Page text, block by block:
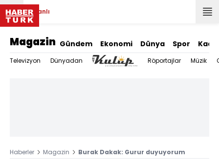
Canlı
Magazin Gündem Ekonomi Dünya Spor
Televizyon Dünyadan Röportajlar Müzik
Haberler Magazin Burak Dakak: Gurur duyuyorum